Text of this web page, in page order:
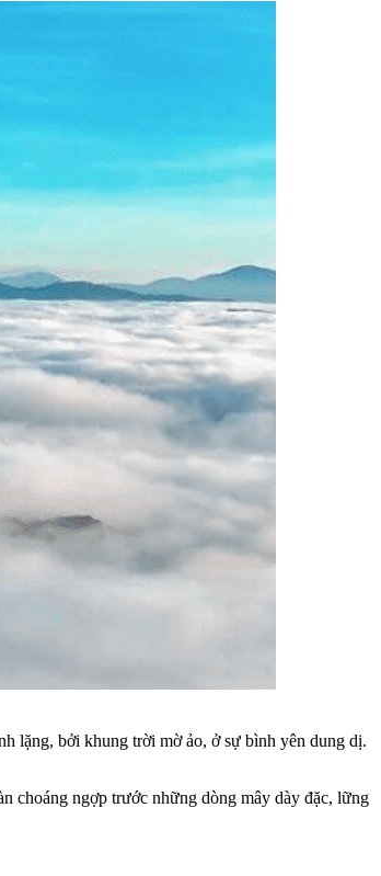
lặng, bởi khung trời mờ ảo, ở sự bình yên dung dị.
choáng ngợp trước những dòng mây dày đặc, lững